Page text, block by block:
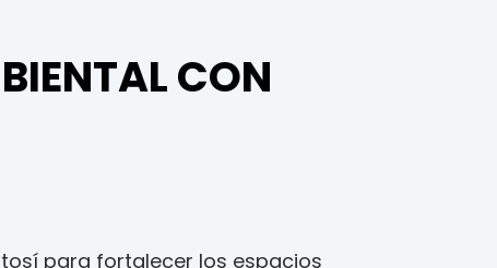
CON
para fortalecer los espacios